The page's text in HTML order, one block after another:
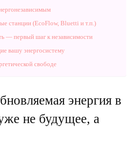
станции (EcoFlow, Bluetti и т.п.)
— первый шаг к независимости
вашу энергосистему
свободе
энергия в
не будущее, а